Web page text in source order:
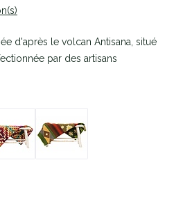
d'après le volcan Antisana, situé
par des artisans